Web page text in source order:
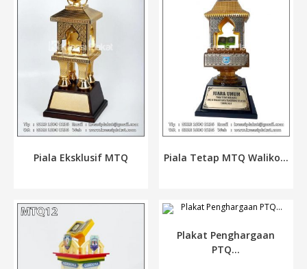
Piala Eksklusif MTQ Piala Tetap MTQ Waliko...
Plakat Penghargaan
PTQ...